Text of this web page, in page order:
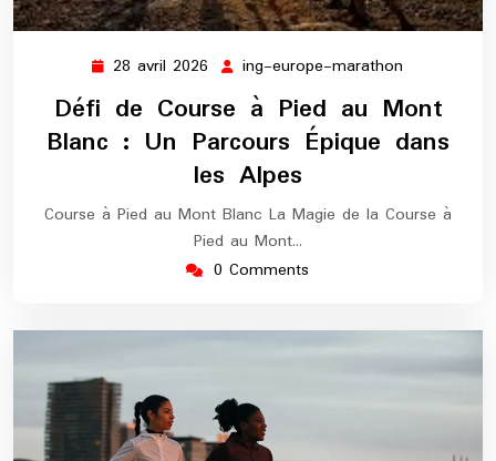
28 avril 2026 28
2026
ing-europe-marathon
europe-
marathon
Défi de Course à Pied au Mont
Blanc : Un Parcours Épique dans
les Alpes
Course à Pied au Mont Blanc La Magie de la Course à
Pied au Mont…
0 Comments